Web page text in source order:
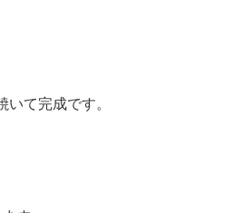
て完成です。